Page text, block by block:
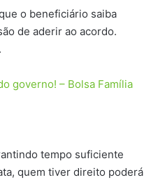
o beneficiário saiba
de aderir ao acordo.
governo! – Bolsa Família
tempo suficiente
quem tiver direito poderá